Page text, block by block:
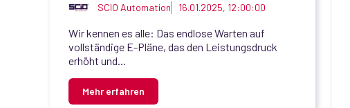
SCIO Automation 16.01.2025, 12:00:00
Wir kennen es alle: Das endlose Warten auf
vollständige E-Pläne, das den Leistungsdruck
erhöht und...
Mehr erfahren